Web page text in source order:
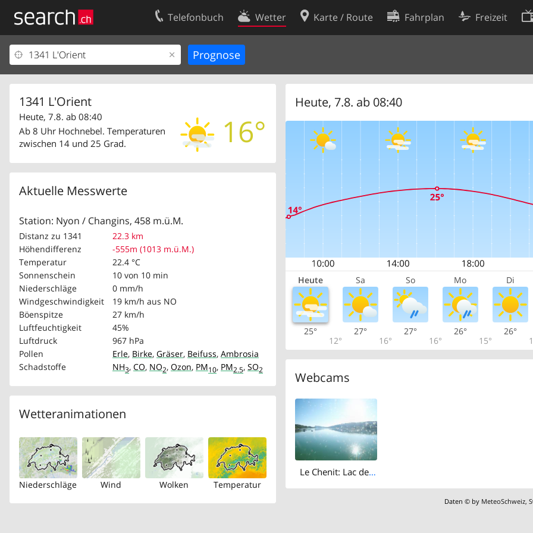
Telefonbuch Wetter Karte / Route Fahrplan Freizeit
1341 L'Orient
16°
Heute, 7.8. ab 08:40
Ab 8 Uhr Hochnebel. Temperaturen
zwischen 14 und 25 Grad.
Aktuelle Messwerte
Station: Nyon / Changins, 458 m.ü.M.
Distanz zu 1341
22.3 km
Höhendifferenz
-555m (1013 m.ü.M.)
Temperatur
22.4 °C
Sonnenschein
10 von 10 min
Niederschläge
0 mm/h
Windgeschwindigkeit
19 km/h aus NO
Böenspitze
27 km/h
Luftfeuchtigkeit
45%
Luftdruck
967 hPa
Pollen
Erle, Birke, Gräser, Beifuss, Ambrosia
Schadstoffe
NH3, CO, NO2, Ozon, PM10, PM2.5, SO2
Wetteranimationen
Niederschläge Wind Wolken Temperatur
Heute, 7.8. ab 08:40
Heute Sa So Mo Di
25°
12°
27°
16°
27°
16°
26°
15°
26°
Webcams
Le Chenit: Lac de Joux
Daten © by MeteoSchweiz,
Ihr Eintrag
Kundencenter Geschäftskunden
Kontakt
Nutzungsbedingungen
Cookie-Einstellungen